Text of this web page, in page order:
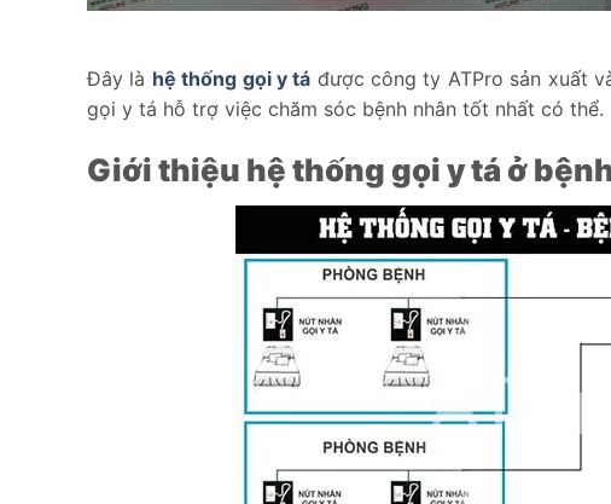
Đây là hệ thống gọi y tá được công ty ATPro sản xuất
gọi y tá hỗ trợ việc chăm sóc bệnh nhân tốt nhất có thể.
Giới thiệu hệ thống gọi y tá ở